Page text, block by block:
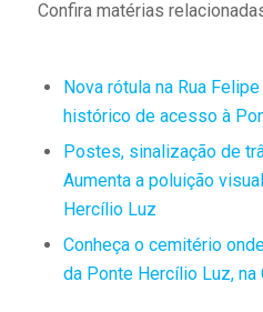
Confira matérias
Nova rótula na Rua
histórico de acesso à
Postes, sinalização de
Aumenta a poluição
Hercílio Luz
Conheça o cemitério
da Ponte Hercílio Luz, na